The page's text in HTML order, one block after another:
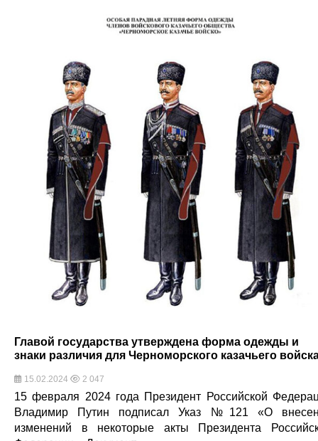
Главой государства утверждена форма одежды и
знаки различия для Черноморского казачьего
15.02.2024 2 047
15 февраля 2024 года Президент Российской
Владимир Путин подписал Указ №121 «О
изменений в некоторые акты Президента